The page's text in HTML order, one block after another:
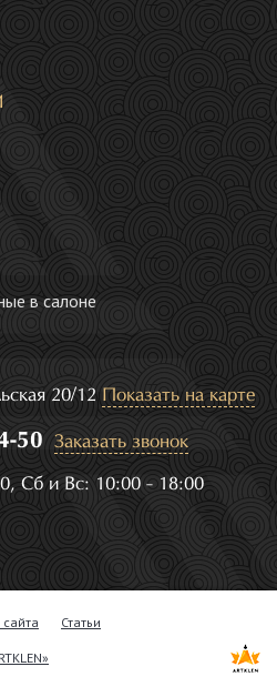
в салоне
20/12 Показать на карте
50 Заказать звонок
Сб и Вс: 10:00 - 18:00
Статьи